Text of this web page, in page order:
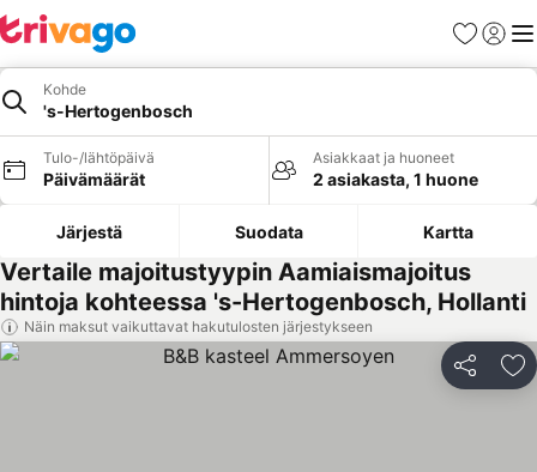
Suosikit
Kohde
's-Hertogenbosch
Tulo-/lähtöpäivä
Päivämäärät
Asiakkaat ja huoneet
2 asiakasta, 1 huone
Järjestä Suodata Kartta
Vertaile majoitustyypin Aamiaismajoitus
hintoja kohteessa 's-Hertogenbosch, Hollanti
Näin maksut vaikuttavat hakutulosten järjestykseen
Jaa